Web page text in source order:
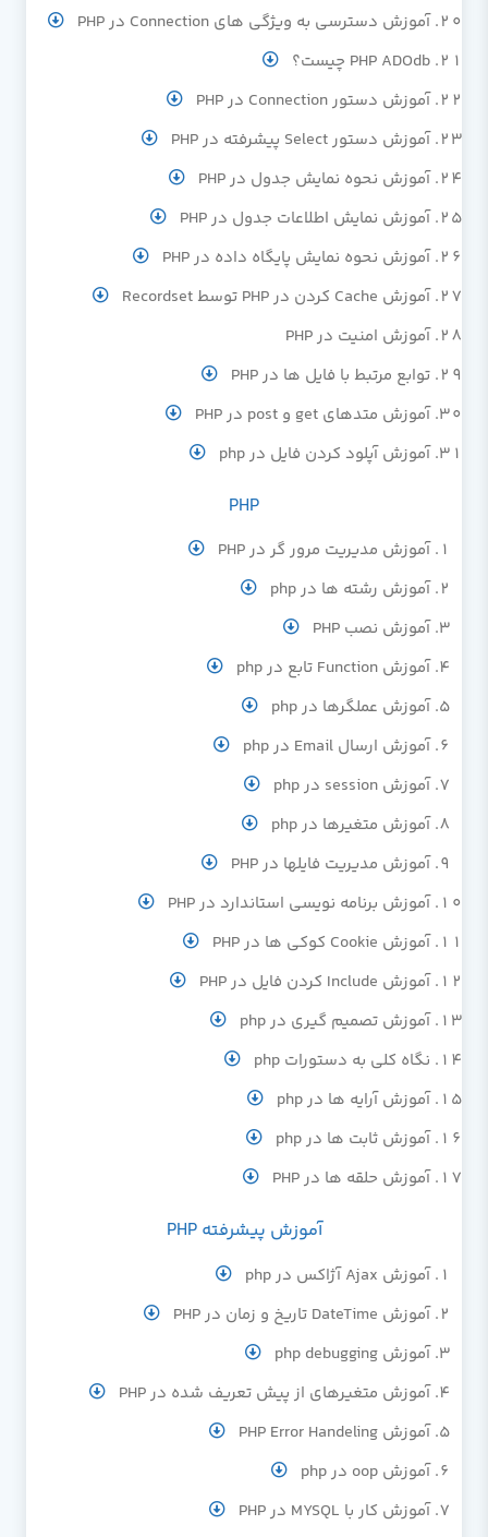
آموزش دسترسی به ویژگی های Connection در PHP
PHP ADOdb چیست؟
آموزش دستور Connection در PHP
آموزش دستور Select پیشرفته در PHP
آموزش نحوه نمایش جدول در PHP
آموزش نمایش اطلاعات جدول در PHP
آموزش نحوه نمایش پایگاه داده در PHP
آموزش Cache کردن در PHP توسط Recordset
آموزش امنیت در PHP
توابع مرتبط با فایل ها در PHP
آموزش متدهای get و post در PHP
آموزش آپلود کردن فایل در php
PHP
آموزش مدیریت مرور گر در PHP
آموزش رشته ها در php
آموزش نصب PHP
آموزش Function تابع در php
آموزش عملگرها در php
آموزش ارسال Email در php
آموزش session در php
آموزش متغیرها در php
آموزش مدیریت فایلها در PHP
آموزش برنامه نویسی استاندارد در PHP
آموزش Cookie کوکی ها در PHP
آموزش Include کردن فایل در PHP
آموزش تصمیم گیری در php
نگاه کلی به دستورات php
آموزش آرایه ها در php
آموزش ثابت ها در php
آموزش حلقه ها در PHP
آموزش پیشرفته PHP
آموزش Ajax آژاکس در php
آموزش DateTime تاریخ و زمان در PHP
آموزش php debugging
آموزش متغیرهای از پیش تعریف شده در PHP
آموزش PHP Error Handeling
آموزش oop در php
آموزش کار با MYSQL در PHP